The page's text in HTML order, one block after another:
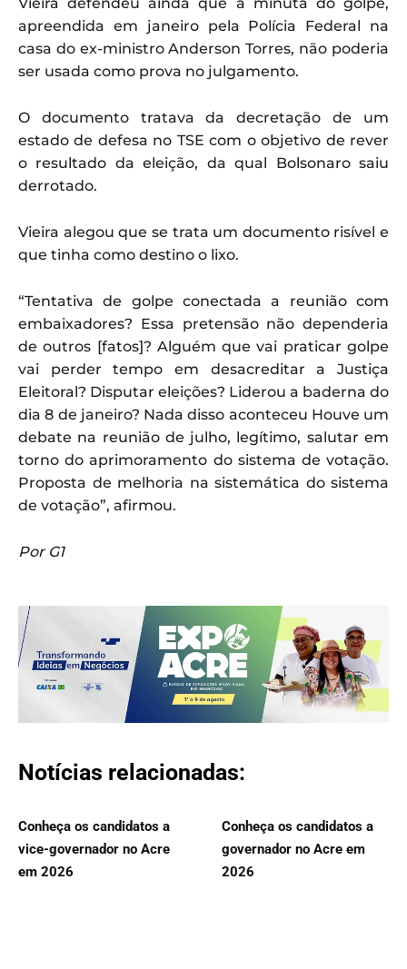
apreendida em janeiro pela Polícia Federal na
casa do ex-ministro Anderson Torres, não poderia
ser usada como prova no julgamento.
O documento tratava da decretação de um
estado de defesa no TSE com o objetivo de rever
o resultado da eleição, da qual Bolsonaro saiu
derrotado.
Vieira alegou que se trata um documento risível e
que tinha como destino o lixo.
“Tentativa de golpe conectada a reunião com
embaixadores? Essa pretensão não dependeria
de outros [fatos]? Alguém que vai praticar golpe
vai perder tempo em desacreditar a Justiça
Eleitoral? Disputar eleições? Liderou a baderna do
dia 8 de janeiro? Nada disso aconteceu Houve um
debate na reunião de julho, legítimo, salutar em
torno do aprimoramento do sistema de votação.
Proposta de melhoria na sistemática do sistema
de votação”, afirmou.
Por G1
Notícias relacionadas:
Conheça os candidatos a
vice-governador no Acre
em 2026
Conheça os candidatos a
governador no Acre em
2026